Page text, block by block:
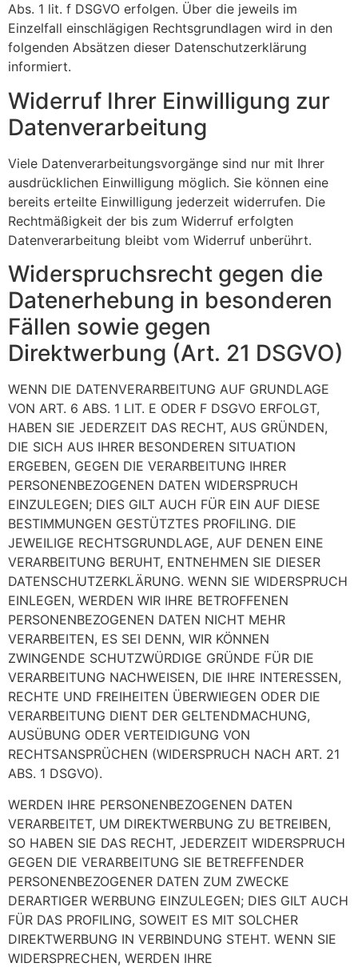
Abs. 1 lit. f DSGVO erfolgen. Über die jeweils im
Einzelfall einschlägigen Rechtsgrundlagen wird in den
folgenden Absätzen dieser Datenschutzerklärung
informiert.
Widerruf Ihrer Einwilligung zur
Datenverarbeitung
Viele Datenverarbeitungsvorgänge sind nur mit Ihrer
ausdrücklichen Einwilligung möglich. Sie können eine
bereits erteilte Einwilligung jederzeit widerrufen. Die
Rechtmäßigkeit der bis zum Widerruf erfolgten
Datenverarbeitung bleibt vom Widerruf unberührt.
Widerspruchsrecht gegen die
Datenerhebung in besonderen
Fällen sowie gegen
Direktwerbung (Art. 21 DSGVO)
WENN DIE DATENVERARBEITUNG AUF GRUNDLAGE
VON ART. 6 ABS. 1 LIT. E ODER F DSGVO ERFOLGT,
HABEN SIE JEDERZEIT DAS RECHT, AUS GRÜNDEN,
DIE SICH AUS IHRER BESONDEREN SITUATION
ERGEBEN, GEGEN DIE VERARBEITUNG IHRER
PERSONENBEZOGENEN DATEN WIDERSPRUCH
EINZULEGEN; DIES GILT AUCH FÜR EIN AUF DIESE
BESTIMMUNGEN GESTÜTZTES PROFILING. DIE
JEWEILIGE RECHTSGRUNDLAGE, AUF DENEN EINE
VERARBEITUNG BERUHT, ENTNEHMEN SIE DIESER
DATENSCHUTZERKLÄRUNG. WENN SIE WIDERSPRUCH
EINLEGEN, WERDEN WIR IHRE BETROFFENEN
PERSONENBEZOGENEN DATEN NICHT MEHR
VERARBEITEN, ES SEI DENN, WIR KÖNNEN
ZWINGENDE SCHUTZWÜRDIGE GRÜNDE FÜR DIE
VERARBEITUNG NACHWEISEN, DIE IHRE INTERESSEN,
RECHTE UND FREIHEITEN ÜBERWIEGEN ODER DIE
VERARBEITUNG DIENT DER GELTENDMACHUNG,
AUSÜBUNG ODER VERTEIDIGUNG VON
RECHTSANSPRÜCHEN (WIDERSPRUCH NACH ART. 21
ABS. 1 DSGVO).
WERDEN IHRE PERSONENBEZOGENEN DATEN
VERARBEITET, UM DIREKTWERBUNG ZU BETREIBEN,
SO HABEN SIE DAS RECHT, JEDERZEIT WIDERSPRUCH
GEGEN DIE VERARBEITUNG SIE BETREFFENDER
PERSONENBEZOGENER DATEN ZUM ZWECKE
DERARTIGER WERBUNG EINZULEGEN; DIES GILT AUCH
FÜR DAS PROFILING, SOWEIT ES MIT SOLCHER
DIREKTWERBUNG IN VERBINDUNG STEHT. WENN SIE
WIDERSPRECHEN, WERDEN IHRE